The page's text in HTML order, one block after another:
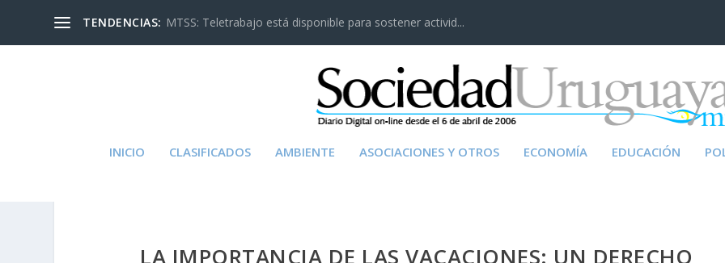
TENDENCIAS: MTSS: Teletrabajo está disponible para sostener activid...
INICIO CLASIFICADOS AMBIENTE ASOCIACIONES Y OTROS ECONOMÍA EDUCACIÓN
LA IMPORTANCIA DE LAS VACACIONES: UN DERECHO